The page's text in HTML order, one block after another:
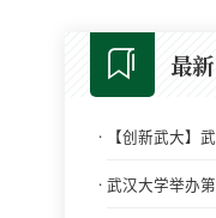
最
· 【创新武大】
· 武汉大学举办